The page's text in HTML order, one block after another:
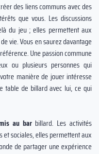
des liens communs avec des
que vous. Les discussions
du jeu ; elles permettent aux
vie. Vous en saurez davantage
Une passion commune
ou plusieurs personnes qui
manière de jouer intéresse
table de billard avec lui, ce qui
au barbillard. Les activités
sociales, elles permettent aux
de partager une expérience